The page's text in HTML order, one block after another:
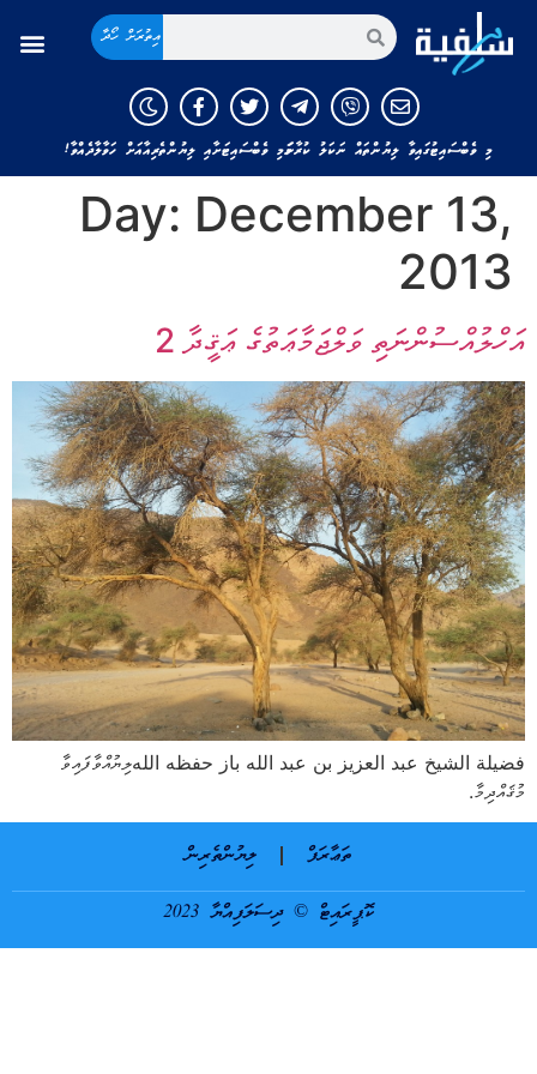
އިތުރަށް ހޯދާ
މި ވެބްސައިޓުގައިވާ ލިޔުންތައް ނަކަލު ކުރާނަމަ މި ވެބްސައިޓަށާއި ލިޔުންތެރިއާއަށް ހަވާލާދެއްވާ!
Day: December 13,
2013
އަހްލުއްސުންނަތި ވަލްޖަމާޢަތުގެ ޢަޤީދާ 2
فضيلة الشيخ عبد العزيز بن عبد الله باز حفظه اللهލިޔުއްވާފައިވާ
މުޤައްދިމާ.
ތަޢާރަފް
ލިޔުންތެރިން
ކޮޕީރައިޓް © ދިސަލަފިއްޔާ 2023